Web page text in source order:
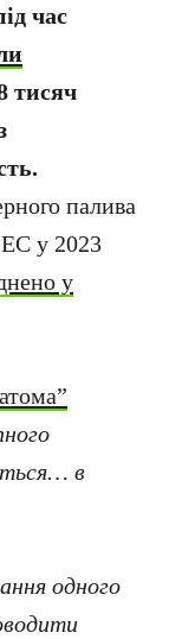
час
тисяч
палива
у 2023
у
в
одного